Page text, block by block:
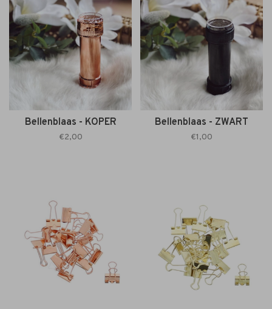
Bellenblaas - KOPER
€2,00
Bellenblaas - ZWART
€1,00